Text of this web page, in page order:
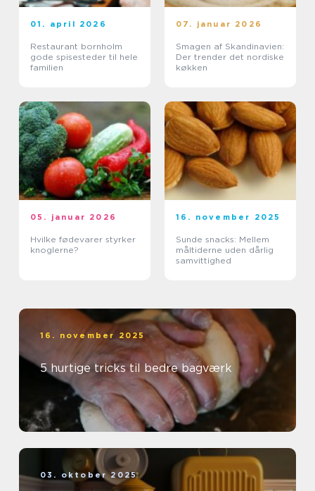
01. april 2026
Restaurant bornholm
gode spisesteder til hele
familien
07. januar 2026
Smagen af Skandinavien:
Der trender det nordiske
køkken
05. januar 2026
Hvilke fødevarer styrker
knoglerne?
16. november 2025
Sunde snacks: Mellem
måltiderne uden dårlig
samvittighed
16. november 2025
5 hurtige tricks til bedre bagværk
03. oktober 2025